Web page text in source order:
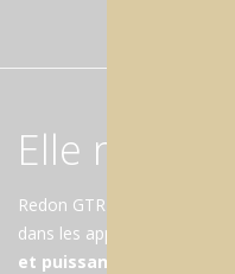
Elle n'a
Redon GTR a la capacité
dans les applications
et puissant